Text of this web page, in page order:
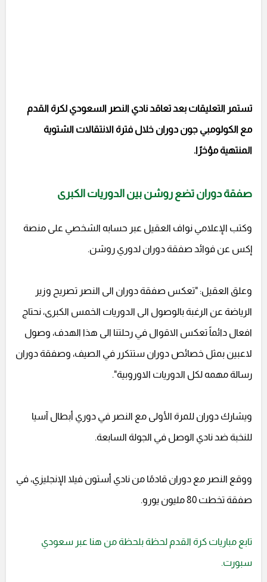
تستمر التعليقات بعد تعاقد نادي النصر السعودي لكرة القدم
مع الكولومبي جون دوران خلال فترة الانتقالات الشتوية
المنتهية مؤخرًا.
صفقة دوران تضع روشن بين الدوريات الكبرى
وكتب الإعلامي نواف العقيل عبر حسابه الشخصي على منصة
إكس عن فوائد صفقة دوران لدوري روشن.
وعلق العقيل: "تعكس صفقة دوران الى النصر تصريح وزير
الرياضة عن الرغبة بالوصول الى الدوريات الخمس الكبرى، نحتاج
افعال دائماً تعكس الاقوال في رحلتنا الى هذا الهدف، وصول
لاعبين بمثل خصائص دوران ستتكرر في الصيف، وصفقة دوران
رسالة مهمه لكل الدوريات الاوروبية".
ويشارك دوران للمرة الأولى مع النصر في دوري أبطال آسيا
للنخبة ضد نادي الوصل في الجولة السابعة.
ووقع النصر مع دوران قادمًا من نادي أستون فيلا الإنجليزي، في
صفقة تخطت 80 مليون يورو.
تابع مباريات كرة القدم لحظة بلحظة من هنا عبر سعودي
سبورت.